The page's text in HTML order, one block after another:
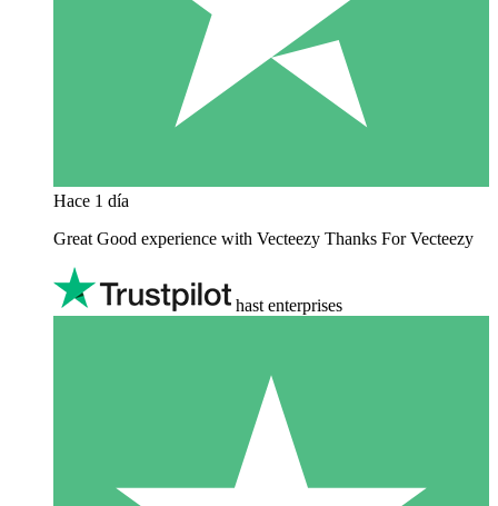
Hace 1 día
Great Good experience with Vecteezy Thanks For Vecteezy
hast enterprises